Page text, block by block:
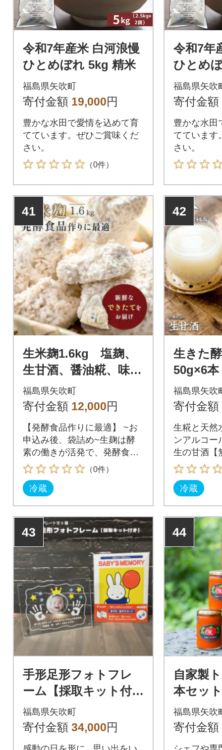
令和7年産米 白河浪慢
ひとめぼれ 5kg 精米
福島県矢吹町
寄付金額 19,000円
豊かな水田で愛情を込めて育
てています。ぜひご賞味くだ
さい。
（0件）
令和7年
ひとめ
福島県矢吹
寄付金額
豊かな水田
てています
さい。
41
生米麹1.6kg 塩麹、
生甘酒、醤油糀、味噌
などの発酵食品作り
に!安心安全の無添加!
福島県矢吹町
寄付金額 12,000円
【発酵食品作りに最適】 ~お
申込み後、袋詰め~生麹は酵
素の働きが活発で、発酵食品
作りに最適です。
（0件）
冷蔵
42
生きた
50g×6本
着色】
め不使用
福島県矢吹
寄付金額
生糀と天然
ンアルコー
生の甘酒【
保存料・発
冷蔵
43
手形足形フォトフレ
ーム【採取キット付
き】
福島県矢吹町
寄付金額 34,000円
44
自家製
本セッ
だわり
福島県矢吹
寄付金額